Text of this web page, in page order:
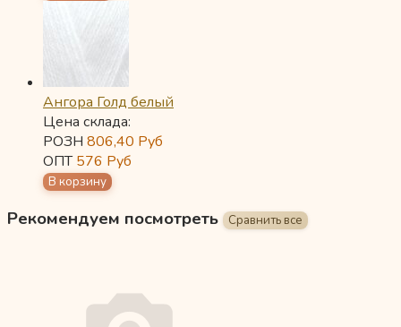
Ангора Голд белый
Цена склада:
РОЗН 806,40 Руб
ОПТ576 Руб
Рекомендуем посмотреть